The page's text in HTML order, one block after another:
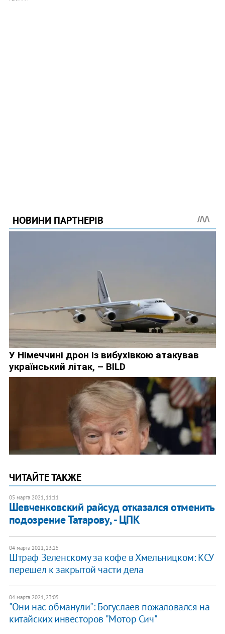
ЧИТАЙТЕ ТАКЖЕ
05 марта 2021, 11:11
Шевченковский райсуд отказался отменить
подозрение Татарову, - ЦПК
04 марта 2021, 23:25
Штраф Зеленскому за кофе в Хмельницком: КСУ
перешел к закрытой части дела
04 марта 2021, 23:05
"Они нас обманули": Богуслаев пожаловался на
китайских инвесторов "Мотор Сич"